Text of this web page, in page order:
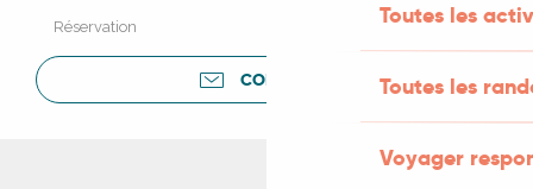
Toutes les
Toutes les
Voyager
Réservation
CONTACTER